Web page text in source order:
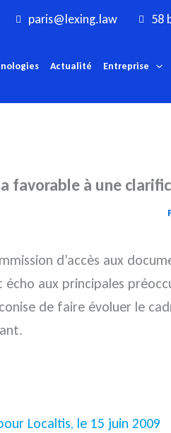
paris@lexing.law 58
Actualité Entreprise
favorable à une
d’accès aux
aux principales
de faire évoluer le
Localtis, le 15 juin 2009